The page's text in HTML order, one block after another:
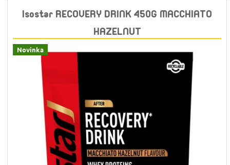
Isostar RECOVERY DRINK 450G MACCHIATO
HAZELNUT
Novinka